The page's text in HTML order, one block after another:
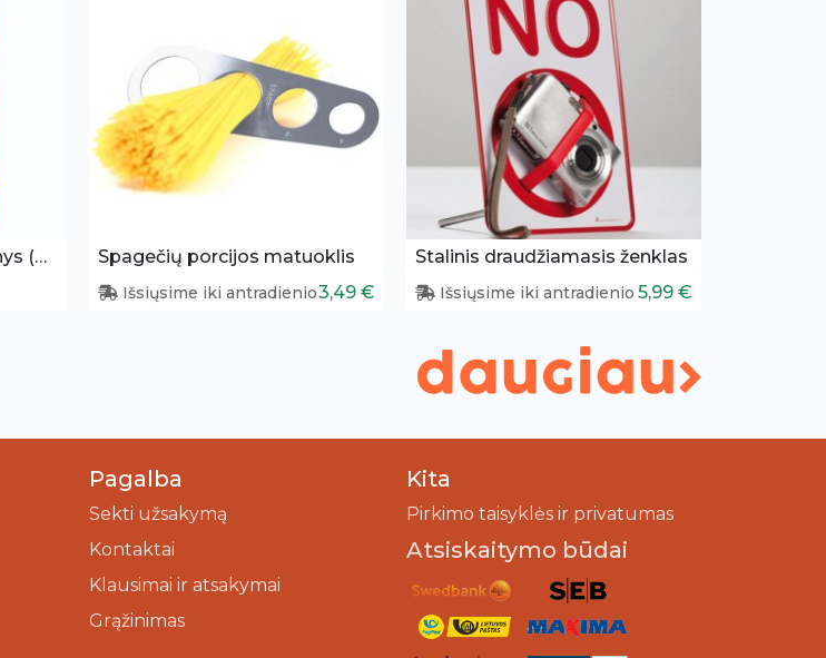
Moteriškas Adidas rinkinys (Eau De Toilette 50ml + Dušo želė 250ml)
Spagečių porcijos matuoklis
Išsiųsime iki antradienio3,49 €
Stalinis draudžiamasis ženklas
Išsiųsime iki antradienio 5,99 €
Pagalba
Sekti užsakymą
Kontaktai
Klausimai ir atsakymai
Grąžinimas
Kita
Pirkimo taisyklės ir privatumas
Atsiskaitymo būdai